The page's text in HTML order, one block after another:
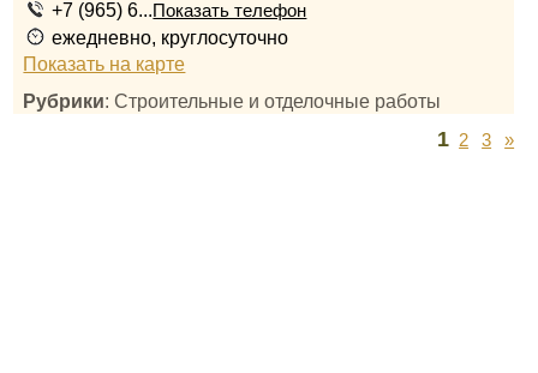
+7 (965) 6...Показать телефон
ежедневно, круглосуточно
Показать на карте
Рубрики: Строительные и отделочные работы
1 2 3 »